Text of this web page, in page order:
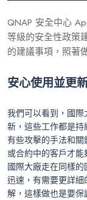
QNAP 安全中心
等級的安全性政策
的建議事項，照著
安心使用並更
我們可以看到，國
新，這些工作都是持
有些攻擊的手法和
或合約中的客戶才
國際大廠走在同樣
迅速，有需要更詳
解，這樣做也是要保